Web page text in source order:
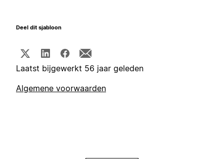
Deel dit sjabloon
Laatst bijgewerkt 56 jaar geleden
Algemene voorwaarden